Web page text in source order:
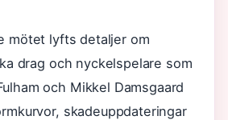
mötet lyfts detaljer om
drag och nyckelspelare som
och Mikkel Damsgaard
skadeuppdateringar